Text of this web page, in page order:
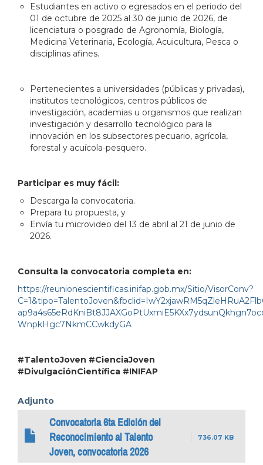
Estudiantes en activo o egresados en el periodo del
01 de octubre de 2025 al 30 de junio de 2026, de
licenciatura o posgrado de Agronomía, Biología,
Medicina Veterinaria, Ecología, Acuicultura, Pesca o
disciplinas afines.
Pertenecientes a universidades (públicas y privadas),
institutos tecnológicos, centros públicos de
investigación, academias u organismos que realizan
investigación y desarrollo tecnológico para la
innovación en los subsectores pecuario, agrícola,
forestal y acuícola-pesquero.
Participar es muy fácil:
Descarga la convocatoria.
Prepara tu propuesta, y
Envía tu microvideo del 13 de abril al 21 de junio de
2026.
Consulta la convocatoria completa en:
https://reunionescientificas.inifap.gob.mx/Sitio/VisorConv?
WnpkHgc7NkmCCwkdyGA
#TalentoJoven #CienciaJoven
#DivulgaciónCientífica #INIFAP
Adjunto
Convocatoria 6ta Edición del
Reconocimiento al Talento
Joven, convocatoria 2026
736.07 KB